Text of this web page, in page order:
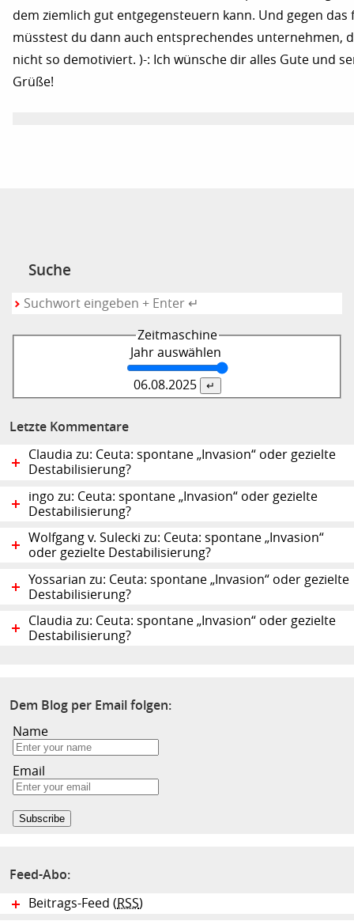
dem ziemlich gut entgegensteuern kann. Und gegen das
müsstest du dann auch entsprechendes unternehmen,
nicht so demotiviert. )-: Ich wünsche dir alles Gute und
Grüße!
Suche
Zeitmaschine
Jahr auswählen
06.08.2025
Letzte Kommentare
Claudia zu: Ceuta: spontane „Invasion“ oder gezielte
Destabilisierung?
ingo zu: Ceuta: spontane „Invasion“ oder gezielte
Destabilisierung?
Wolfgang v. Sulecki zu: Ceuta: spontane „Invasion“
oder gezielte Destabilisierung?
Yossarian zu: Ceuta: spontane „Invasion“ oder gezielte
Destabilisierung?
Claudia zu: Ceuta: spontane „Invasion“ oder gezielte
Destabilisierung?
Dem Blog per Email folgen:
Name
Email
Feed-Abo:
Beitrags-Feed ( RSS)